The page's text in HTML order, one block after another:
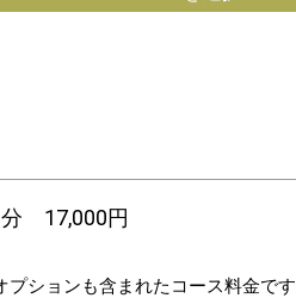
17,000円
ションも含まれたコース料金です